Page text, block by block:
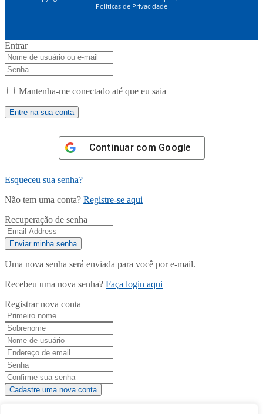
Políticas de Privacidade
Entrar
Mantenha-me conectado até que eu saia
Continuar com Google
Esqueceu sua senha?
Não tem uma conta? Registre-se aqui
Recuperação de senha
Uma nova senha será enviada para você por e-mail.
Recebeu uma nova senha? Faça login aqui
Registrar nova conta